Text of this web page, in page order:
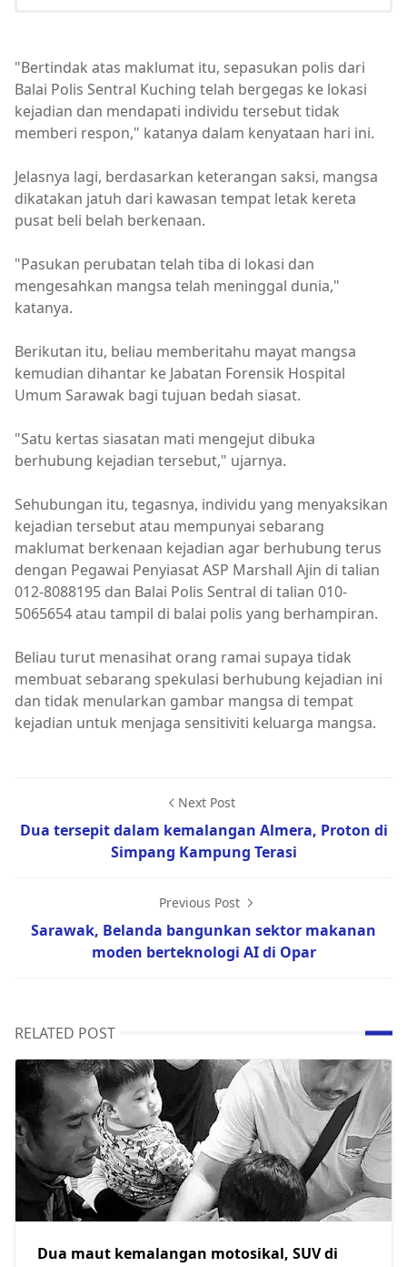
"Bertindak atas maklumat itu, sepasukan polis dari
Balai Polis Sentral Kuching telah bergegas ke lokasi
kejadian dan mendapati individu tersebut tidak
memberi respon," katanya dalam kenyataan hari ini.
Jelasnya lagi, berdasarkan keterangan saksi, mangsa
dikatakan jatuh dari kawasan tempat letak kereta
pusat beli belah berkenaan.
"Pasukan perubatan telah tiba di lokasi dan
mengesahkan mangsa telah meninggal dunia,"
katanya.
Berikutan itu, beliau memberitahu mayat mangsa
kemudian dihantar ke Jabatan Forensik Hospital
Umum Sarawak bagi tujuan bedah siasat.
"Satu kertas siasatan mati mengejut dibuka
berhubung kejadian tersebut," ujarnya.
Sehubungan itu, tegasnya, individu yang menyaksikan
kejadian tersebut atau mempunyai sebarang
maklumat berkenaan kejadian agar berhubung terus
dengan Pegawai Penyiasat ASP Marshall Ajin di talian
012-8088195 dan Balai Polis Sentral di talian 010-
5065654 atau tampil di balai polis yang berhampiran.
Beliau turut menasihat orang ramai supaya tidak
membuat sebarang spekulasi berhubung kejadian ini
dan tidak menularkan gambar mangsa di tempat
kejadian untuk menjaga sensitiviti keluarga mangsa.
Next Post
Dua tersepit dalam kemalangan Almera, Proton di
Simpang Kampung Terasi
Previous Post
Sarawak, Belanda bangunkan sektor makanan
moden berteknologi AI di Opar
RELATED POST
Dua maut kemalangan motosikal, SUV di